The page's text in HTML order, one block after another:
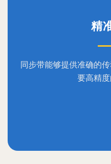
精
同步带能够提供准确的
要高精